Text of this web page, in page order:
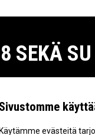
Sivustomme
Käytämme evästeitä
SEKÄ